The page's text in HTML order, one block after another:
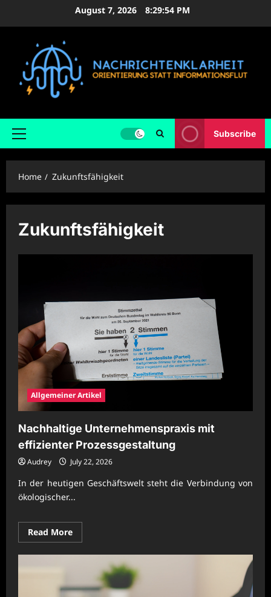
August 7, 2026 8:29:56 PM
Primary
Subscribe
Home Zukunftsfähigkeit
Zukunftsfähigkeit
Allgemeiner Artikel
Nachhaltige Unternehmenspraxis mit
effizienter Prozessgestaltung
Audrey July 22, 2026
In der heutigen Geschäftswelt steht die Verbindung von
ökologischer...
Read MoreRead
more
Nachhaltige
Unternehmenspraxis
effizienter
Prozessgestaltung